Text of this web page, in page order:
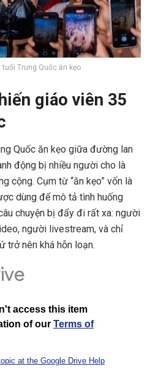
tuổi Trung Quốc ăn kẹo
giáo viên 35
Quốc ăn kẹo giữa đường lan
động bị nhiều người cho là
cộng. Cụm từ “ăn kẹo” vốn là
dùng để mô tả tình huống
chuyện bị đẩy đi rất xa: người
người livestream, và chỉ
trở nên khá hỗn loạn.